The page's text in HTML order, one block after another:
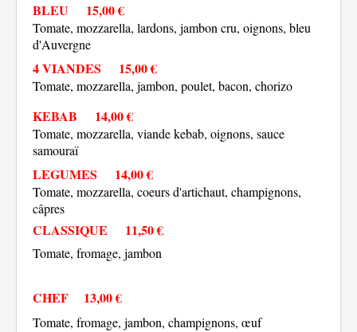
BLEU 15,00 €
Tomate, mozzarella, lardons, jambon cru, oignons, bleu
d'Auvergne
4 VIANDES 15,00 €
Tomate, mozzarella, jambon, poulet, bacon, chorizo
KEBAB 14,00 €
Tomate, mozzarella, viande kebab, oignons, sauce
samouraï
LEGUMES 14,00 €
Tomate, mozzarella, coeurs d'artichaut, champignons,
câpres
CLASSIQUE 11,50 €
Tomate, fromage, jambon
CHEF 13,00 €
Tomate, fromage, jambon, champignons, œuf